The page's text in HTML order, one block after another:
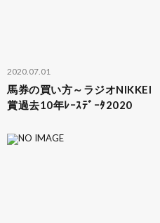
2020.07.01
馬券の買い方～ラジオNIKKEI
賞過去10年ﾚｰｽﾃﾞｰﾀ2020